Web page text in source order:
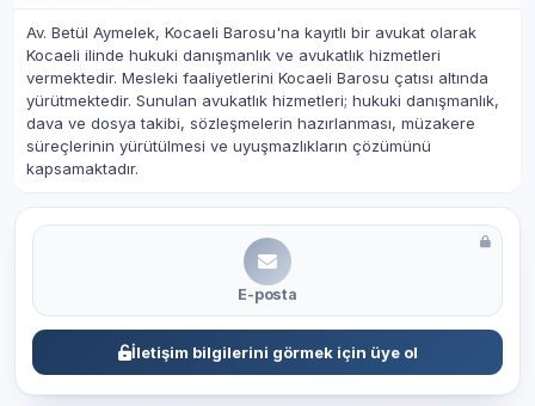
Av. Betül Aymelek, Kocaeli Barosu'na kayıtlı bir avukat olarak
Kocaeli ilinde hukuki danışmanlık ve avukatlık hizmetleri
vermektedir. Mesleki faaliyetlerini Kocaeli Barosu çatısı altında
yürütmektedir. Sunulan avukatlık hizmetleri; hukuki danışmanlık,
dava ve dosya takibi, sözleşmelerin hazırlanması, müzakere
süreçlerinin yürütülmesi ve uyuşmazlıkların çözümünü
kapsamaktadır.
E-posta
İletişim bilgilerini görmek için üye ol